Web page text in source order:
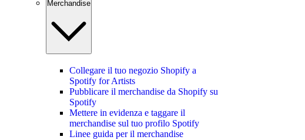
Merchandise
Collegare il tuo negozio Shopify a
Spotify for Artists
Pubblicare il merchandise da Shopify su
Spotify
Mettere in evidenza e taggare il
merchandise sul tuo profilo Spotify
Linee guida per il merchandise